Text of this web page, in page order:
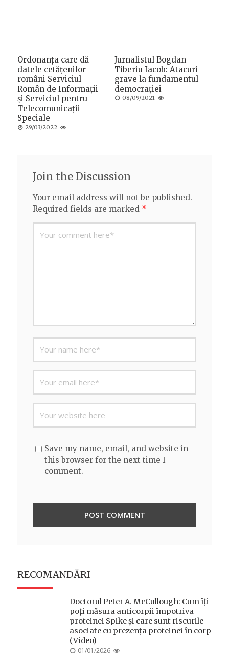
Ordonanța care dă
datele cetățenilor
români Serviciul
Român de Informații
și Serviciul pentru
Telecomunicații
Speciale
Posted
29/03/2022
Jurnalistul Bogdan
Tiberiu Iacob: Atacuri
grave la fundamentul
democrației
Posted
08/09/2021
Join the Discussion
Your email address will not be published.
Required fields are marked *
Save my name, email, and website in
this browser for the next time I
comment.
RECOMANDĂRI
Doctorul Peter A. McCullough: Cum îți
poți măsura anticorpii împotriva
proteinei Spike și care sunt riscurile
asociate cu prezența proteinei în corp
(Video)
POSTED
01/01/2026